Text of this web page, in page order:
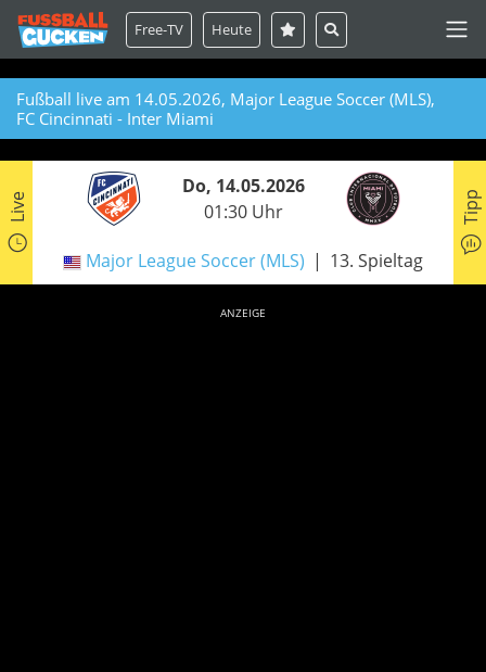
Free-TV Heute
Fußball live am 14.05.2026, Major League Soccer (MLS),
FC Cincinnati - Inter Miami
Live
Do, 14.05.2026
01:30 Uhr
Major League Soccer (MLS) 13. Spieltag
Tipp
ANZEIGE